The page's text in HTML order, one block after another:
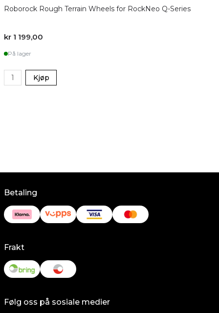
Roborock Rough Terrain Wheels for RockNeo Q-Series
kr 1 199,00
På lager
Kjøp
Betaling
Frakt
Følg oss på sosiale medier